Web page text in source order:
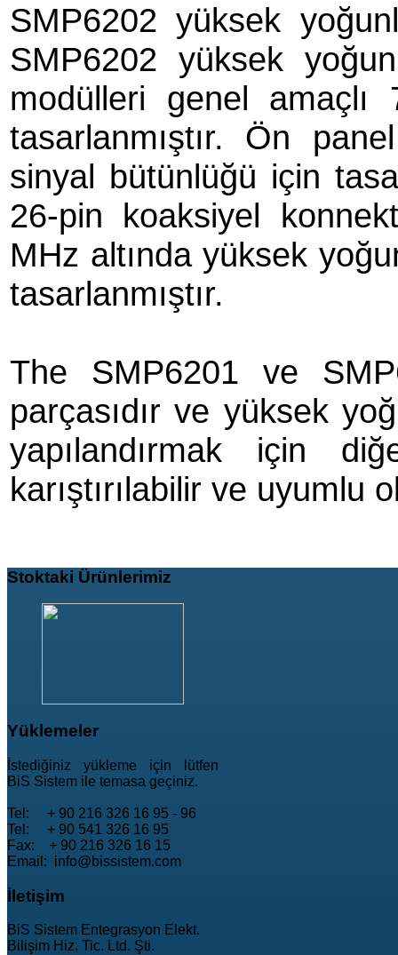
SMP6202 yüksek
SMP6202 yüksek
modülleri genel
tasarlanmıştır. Ön
sinyal bütünlüğü için
26-pin koaksiyel
MHz altında yüksek
tasarlanmıştır.
The SMP6201 ve
parçasıdır ve yüksek
yapılandırmak için
karıştırılabilir ve uyumlu
Stoktaki Ürünlerimiz
Yüklemeler
İstediğiniz yükleme için lütfen
BiS Sistem ile temasa geçiniz.
Tel: + 90 216 326 16 95 - 96
Tel: + 90 541 326 16 95
Fax: + 90 216 326 16 15
Email: info@bissistem.com
İletişim
BiS Sistem Entegrasyon Elekt.
Bilişim Hiz. Tic. Ltd. Şti.